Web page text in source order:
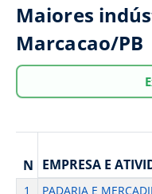
Maiores
Marcacao/PB
N EMPRESA E
1 PADARIA E